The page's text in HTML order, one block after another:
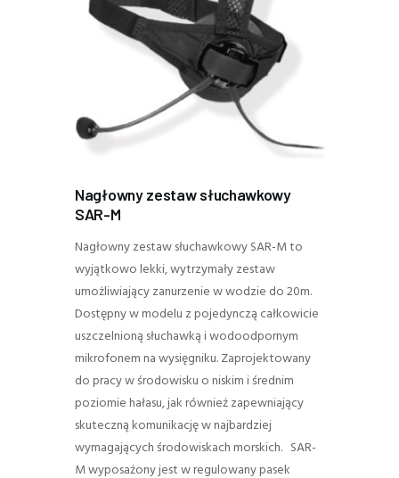
Nagłowny zestaw słuchawkowy
SAR-M
Nagłowny zestaw słuchawkowy SAR-M to
wyjątkowo lekki, wytrzymały zestaw
umożliwiający zanurzenie w wodzie do 20m.
Dostępny w modelu z pojedynczą całkowicie
uszczelnioną słuchawką i wodoodpornym
mikrofonem na wysięgniku. Zaprojektowany
do pracy w środowisku o niskim i średnim
poziomie hałasu, jak również zapewniający
skuteczną komunikację w najbardziej
wymagających środowiskach morskich. SAR-
M wyposażony jest w regulowany pasek